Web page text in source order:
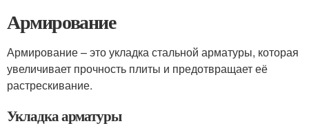
Армирование
Армирование – это укладка стальной арматуры, которая
увеличивает прочность плиты и предотвращает её
растрескивание.
Укладка арматуры